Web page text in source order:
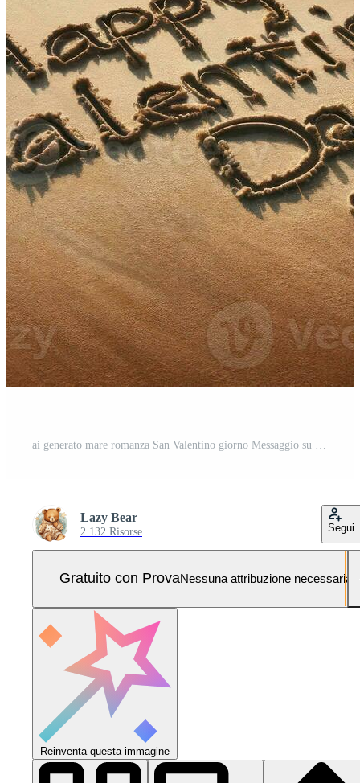
Lazy Bear
2.132 Risorse Segui
Gratuito con ProvaNessuna attribuzione necessaria
Reinventa questa immagine